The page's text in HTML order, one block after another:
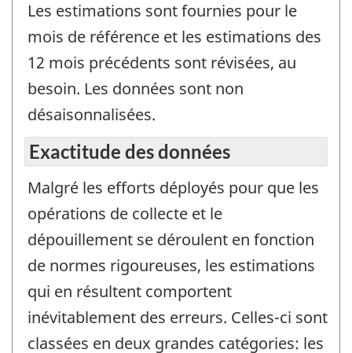
Les estimations sont fournies pour le
mois de référence et les estimations des
12 mois précédents sont révisées, au
besoin. Les données sont non
désaisonnalisées.
Exactitude des données
Malgré les efforts déployés pour que les
opérations de collecte et le
dépouillement se déroulent en fonction
de normes rigoureuses, les estimations
qui en résultent comportent
inévitablement des erreurs. Celles-ci sont
classées en deux grandes catégories: les